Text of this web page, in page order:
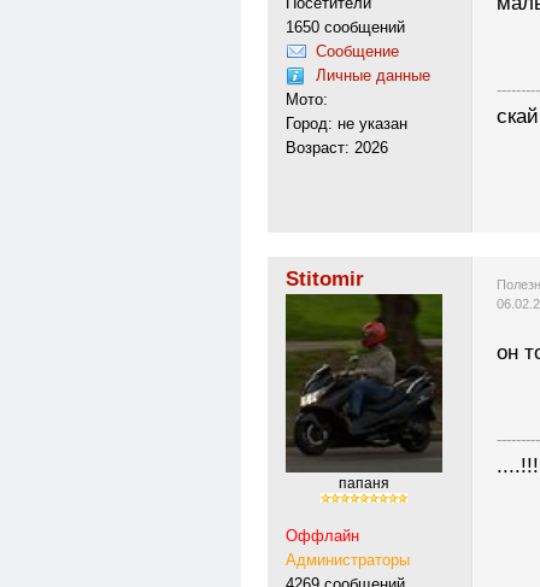
1650 сообщений
Сообщение
Личные данные
Мото:
Город: не указан
Возраст: 2026
Stitomir
папаня
Оффлайн
Администраторы
он